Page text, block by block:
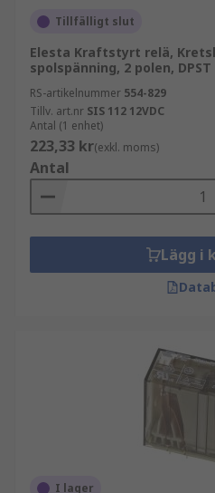
Tillfälligt slut
Elesta Kraftstyrt relä,
spolspänning, 2 polen, DPST
RS-artikelnummer 554-829
Tillv. art.nr SIS 112 12VDC
Antal (1 enhet)
223,33 kr(exkl. moms)
Antal
Lägg i
I lager